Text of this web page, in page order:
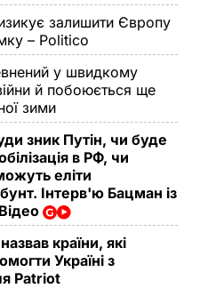
залишити Європу
– Politico
у швидкому
й побоюється ще
зими
зник Путін, чи буде
в РФ, чи
еліти
Інтерв'ю Бацман із
країни, які
Україні з
Patriot